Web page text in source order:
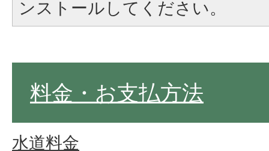
ンストールしてください。
料金・お支払方法
水道料金